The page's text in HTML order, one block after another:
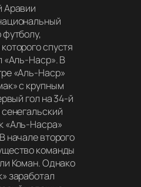
Аравии
спустя
«Аль-Наср». В
«Аль-Наср»
с крупным
гол на 34-й
«Аль-Насра»
начале второго
команды
Коман. Однако
заработал